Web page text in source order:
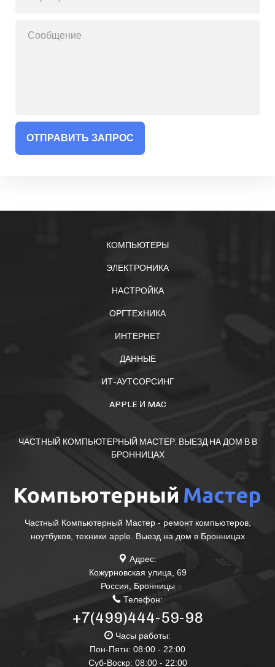
ОТПРАВИТЬ ЗАПРОС
КОМПЬЮТЕРЫ
ЭЛЕКТРОНИКА
НАСТРОЙКА
ОРГТЕXНИКА
ИНТЕРНЕТ
ДАННЫЕ
ИТ-АУТСОРСИНГ
APPLE И MAC
ЧАСТНЫЙ КОМПЬЮТЕРНЫЙ МАСТЕР. ВЫЕЗД НА ДОМ В В
БРОННИЦАХ
Частный Компьютерный Мастер - ремонт компьютеров,
ноутбуков, техники apple. Выезд на дом в Бронницах
Адрес:
Кожурновская улица, 69
Россия, Бронницы
Телефон:
+7(499)444-59-98
Часы работы:
Пон-Пятн: 08:00 - 22:00
Суб-Воскр: 08:00 - 22:00